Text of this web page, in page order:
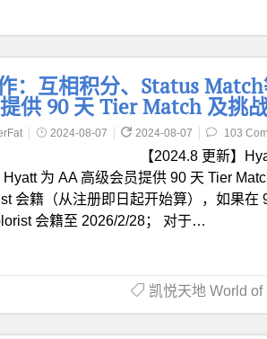
：互相积分、Status
供 90 天 Tier Match 及挑战
2024-08-07 2024-08-07 103
【2024.8 更新】
为 AA 高级会员提供 90 天 Tier
会籍（从注册即日起开始算），如果
会籍至 2026/2/28； 对于…
凯悦天地 World of